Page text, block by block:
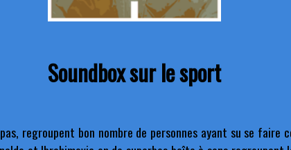
Soundbox sur le sport
regroupent bon nombre de personnes ayant su se